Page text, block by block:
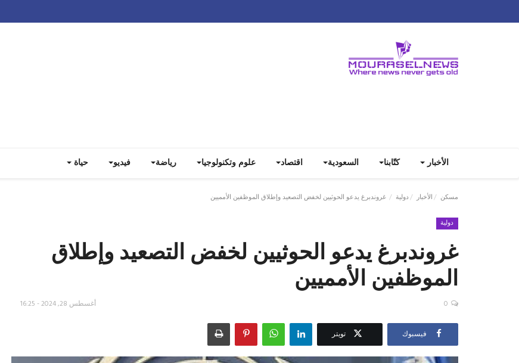
الأخبار كتّابنا السعودية اقتصاد علوم وتكنولوجيا رياضة فيديو حياة
مسكن الأخبار دولية غروندبرغ يدعو الحوثيين لخفض التصعيد وإطلاق الموظفين الأمميين
دولية
غروندبرغ يدعو الحوثيين لخفض التصعيد وإطلاق
الموظفين الأمميين
أغسطس 28, 2024 - 16:25 0
فيسبوك تويتر